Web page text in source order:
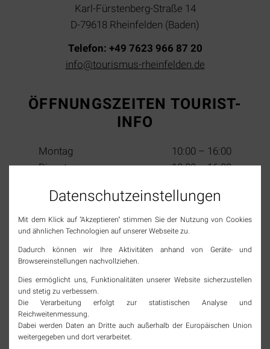
Karl-Fürstenberg-Straße 14
D-79618 Rheinfelden (Baden)
Telefon: +49 7623 966 87 20
info@tourismus-rheinfelden.de
ÖFFNUNGSZEITEN TOURIST-
INFO
Montag
10:00 – 16:00
Dienstag
10:00 – 16:00
Donnerstag
10:00 – 16:00
Freitag
10:00 – 16:00
Samstag (2. & 4. im Monat)
10:00 – 13:00
Sonn- & Feiertage
geschlossen
SOCIAL MEDIA
Jetzt Tourismus Rheinfelden (Baden) folgen und
immer top informiert bleiben!
Datenschutz­einstellungen
Mit dem Klick auf "Akzeptieren" stimmen Sie der Nutzung von Cookies
und ähnlichen Technologien auf unserer Webseite zu.
Dadurch können wir Ihre Aktivitäten anhand von Geräte- und
Browsereinstellungen nachvollziehen.
Dies ermöglicht uns, Funktionalitäten unserer Website sicherzustellen
und stetig zu verbessern.
Die Verarbeitung erfolgt zur statistischen Analyse und
Reichweitenmessung.
Dabei werden Daten an Dritte auch außerhalb der Europäischen Union
weitergegeben und dort verarbeitet.